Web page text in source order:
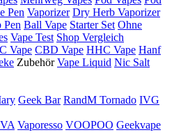
Pen Vaporizer Dry Herb Vaporizer
Pen Ball Vape Starter Set Ohne
Vape Test Shop Vergleich
Vape CBD Vape HHC Vape Hanf
Zubehör Vape Liquid Nic Salt
Geek Bar RandM Tornado IVG
Vaporesso VOOPOO Geekvape